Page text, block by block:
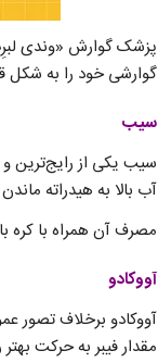
پزشک گوارش «وندی
گوارشی خود را به شکل
سیب
آب بالا به هیدراته
مصرف آن همراه با کره
آووکادو
مقدار فیبر به حرکت